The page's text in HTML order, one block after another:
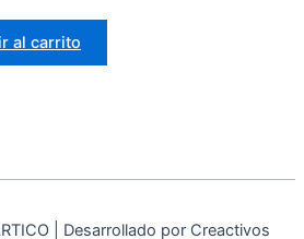
al carrito
| Desarrollado por Creactivos